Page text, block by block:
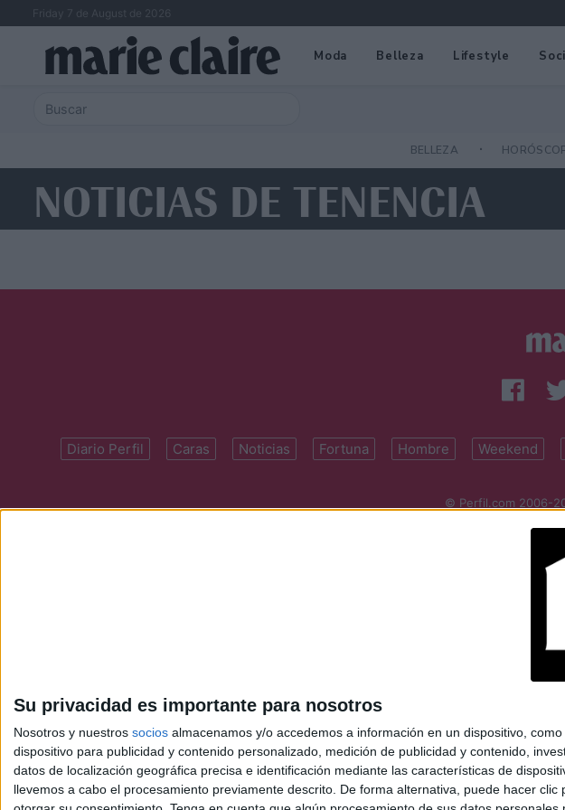
Su privacidad es importante para nosotros
Nosotros y nuestros socios almacenamos y/o accedemos a información en un dispositivo,
dispositivo para publicidad y contenido personalizado, medición de publicidad y contenido,
datos de localización geográfica precisa e identificación mediante las características de
llevemos a cabo el procesamiento previamente descrito. De forma alternativa, puede hacer
Friday 7 de August de 2026
Moda Belleza Lifestyle
BELLEZA
NOTICIAS DE TENENCIA
Diario Perfil Caras Noticias Fortuna Hombre Weekend
© Perfil.com 2006-